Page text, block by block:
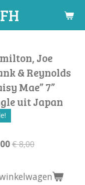
Joe
& Reynolds
Mae” 7”
uit Japan
€ 8,00